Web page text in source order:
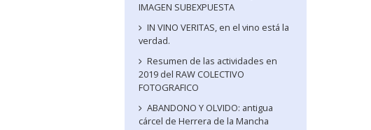
IMAGEN SUBEXPUESTA
IN VINO VERITAS, en el vino está la
verdad.
Resumen de las actividades en
2019 del RAW COLECTIVO
FOTOGRAFICO
ABANDONO Y OLVIDO: antigua
cárcel de Herrera de la Mancha